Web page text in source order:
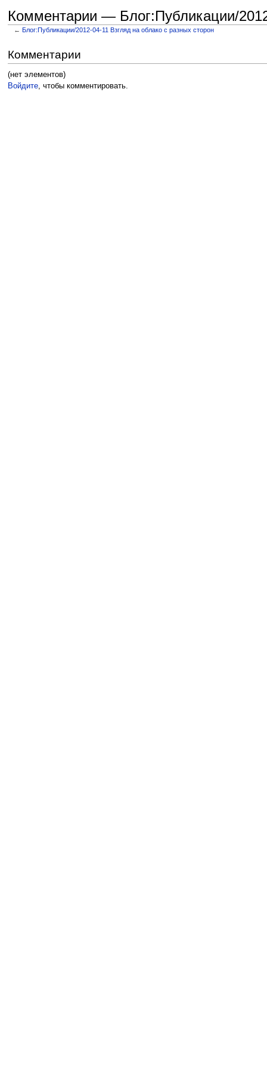
Комментарии — Блог:Публикации/
←Блог:Публикации/2012-04-11 Взгляд на облако с разных сторон
Перейти к: навигация
Комментарии
(нет элементов)
Войдите, чтобы комментировать.